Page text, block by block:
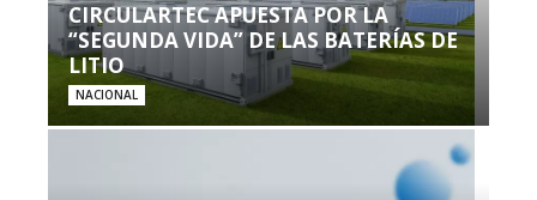
CIRCULARTEC APUESTA POR LA
“SEGUNDA VIDA” DE LAS BATERÍAS DE
LITIO
NACIONAL